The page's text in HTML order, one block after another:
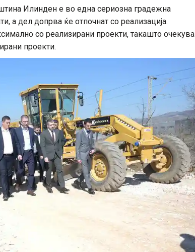
Илинден е во една сериозна градежна
а дел допрва ќе отпочнат со реализација.
со реализирани проекти, такашто очекува
проекти.